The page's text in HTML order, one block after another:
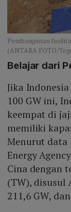
Pembangunan
(ANTARA FOTO/
Belajar dari
Jika
100 GW ini,
keempat di
memiliki
Menurut data
Energy
Cina dengan
(TW), disusul
211,6 GW,